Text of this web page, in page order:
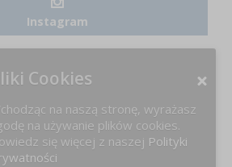
Instagram
na FB!Cookies
na naszą stronę, wyrażasz
na używanie plików cookies.
się więcej z naszej Polityki